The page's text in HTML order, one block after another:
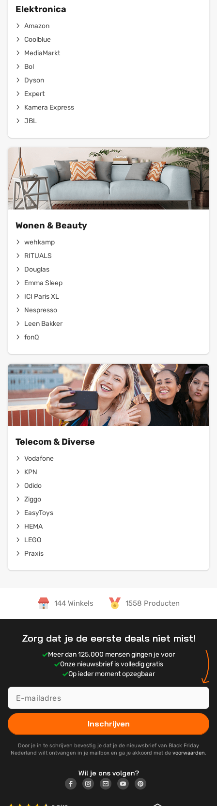
Elektronica
Amazon
Coolblue
MediaMarkt
Bol
Dyson
Expert
Kamera Express
JBL
Wonen & Beauty
wehkamp
RITUALS
Douglas
Emma Sleep
ICI Paris XL
Nespresso
Leen Bakker
fonQ
Telecom & Diverse
Vodafone
KPN
Odido
Ziggo
EasyToys
HEMA
LEGO
Praxis
144 Winkels 1558 Producten
Zorg dat je de eerste deals niet mist!
Meer dan 125.000 mensen gingen je voor
Onze nieuwsbrief is volledig gratis
Op ieder moment opzegbaar
Inschrijven
Door je in te schrijven bevestig je dat je de nieuwsbrief van Black Friday
Nederland wilt ontvangen in je mailbox en ga je akkoord met de voorwaarden.
Wil je ons volgen?